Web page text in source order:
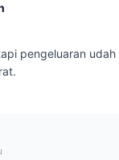
pengeluaran